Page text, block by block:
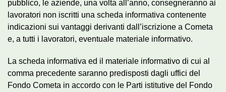
pubblico, le aziende, una volta all’anno, consegneranno ai
lavoratori non iscritti una scheda informativa contenente
indicazioni sui vantaggi derivanti dall’iscrizione a Cometa
e, a tutti i lavoratori, eventuale materiale informativo.
La scheda informativa ed il materiale informativo di cui al
comma precedente saranno predisposti dagli uffici del
Fondo Cometa in accordo con le Parti istitutive del Fondo